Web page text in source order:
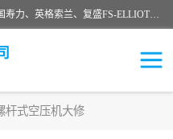
绍兴金戈贸易有限公司主要经营品牌：美国寿力、英格索兰、复盛FS-ELLIOTT，库伯COOPER、阿特拉斯等品牌空压机及配件销售；承接全厂空气压缩机管理、维护保养；节能改造；气体干燥机销售、维护、维修、保养。销售各种品牌空压机空气滤芯、油滤芯、油气分离器；精密过滤器滤芯；除油雾滤芯；抽真空滤芯，消音器，疏水器。劳务承接：全厂空压机维修保养工程，安装工程；移机或汰换工程；节能改造工程等。
杆式空压机大修